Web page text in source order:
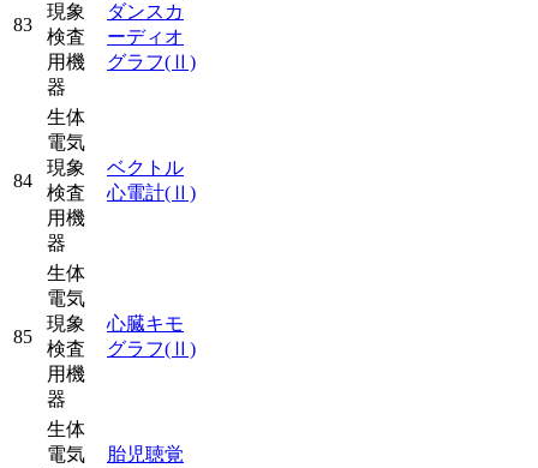
83
現象
検査
用機
器
ダンスカ
ーディオ
グラフ(Ⅱ)
84
生体
電気
現象
検査
用機
器
ベクトル
心電計(Ⅱ)
85
生体
電気
現象
検査
用機
器
心臓キモ
グラフ(Ⅱ)
生体
電気
胎児聴覚